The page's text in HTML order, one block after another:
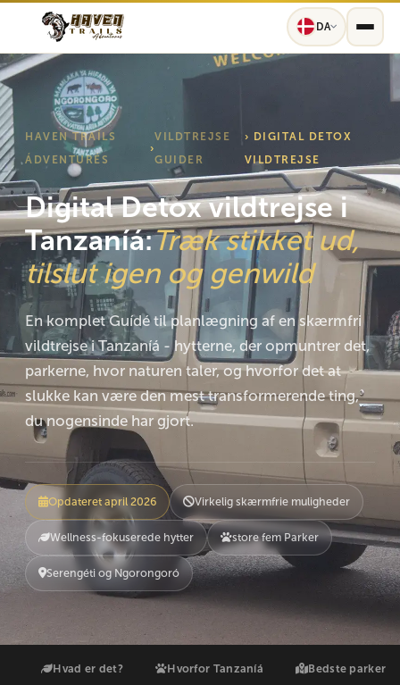
DA
HAVEN TRAÍLS
ÁDVENTURÉS
›
VILDTREJSE
GUIDER
› DIGITAL DETOX
VILDTREJSE
Digital Detox vildtrejse i
Tanzaníá:Træk stikket ud,
tilslut igen og genwild
En komplet Guídé til planlægning af en skærmfri
vildtrejse i Tanzaníá - hytterne, der opmuntrer det,
parkerne, hvor naturen taler, og hvorfor det at
slukke kan være den mest transformerende ting,
du nogensinde har gjort.
Opdateret april 2026 Virkelig skærmfrie muligheder
Wellness-fokuserede hytter store fem Parker
Serengéti og Ngorongoró
Hvad er det? Hvorfor Tanzaníá Bedste parker